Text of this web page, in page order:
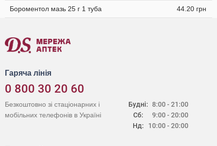
Бороментол мазь 25 г 1 туба 44.20 грн
Гаряча лінія
0 800 30 20 60
Будні:
Сб:
Нд:
8:00 - 21:00
9:00 - 20:00
10:00 - 20:00
Безкоштовно зі стаціонарних і
мобільних телефонів в Україні